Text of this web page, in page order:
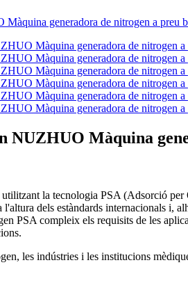
NUZHUO Màquina
la tecnologia PSA (Adsorció
l'altura dels estàndards internacionals i,
PSA compleix els requisits de les
les indústries i les institucions